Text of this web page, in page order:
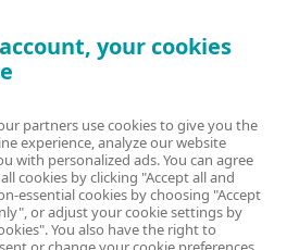
your cookies
partners use cookies to give you the
experience, analyze our website
with personalized ads. You can agree
cookies by clicking "Accept all and
essential cookies by choosing "Accept
or adjust your cookie settings by
You also have the right to